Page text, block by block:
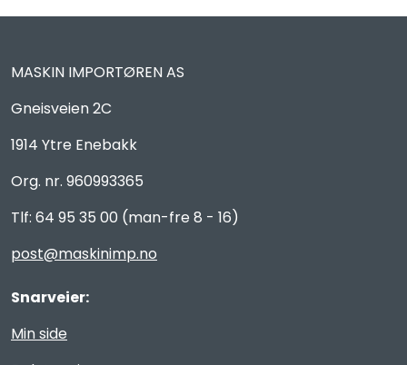
MASKIN IMPORTØREN AS
Gneisveien 2C
1914 Ytre Enebakk
Org. nr. 960993365
Tlf: 64 95 35 00 (man-fre 8 - 16)
post@maskinimp.no
Snarveier:
Min side